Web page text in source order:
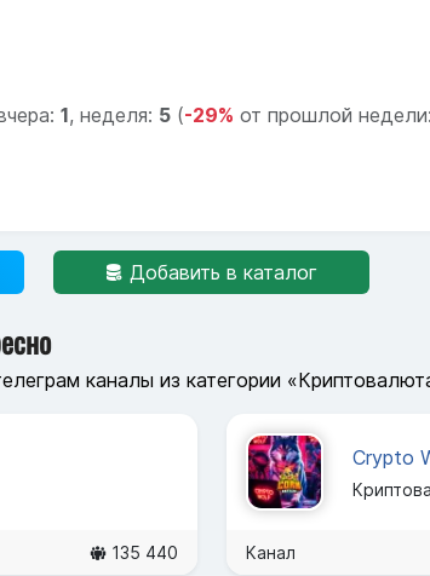
1, неделя: 5 (-29% от прошлой недели:
Добавить в каталог
каналы из категории
135 440
Crypto
Канал